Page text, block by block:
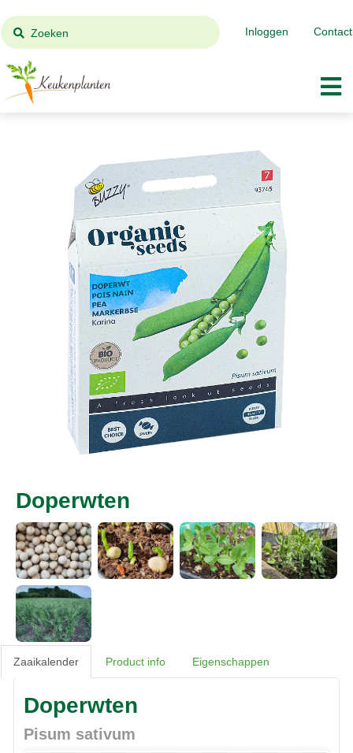
Contact
Inloggen
Zoeken
Doperwten
Zaaikalender Product info Eigenschappen
Doperwten
Pisum sativum